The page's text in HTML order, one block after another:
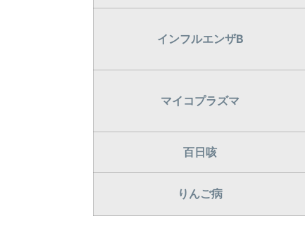
インフルエンザB
マイコプラズマ
百日咳
りんご病